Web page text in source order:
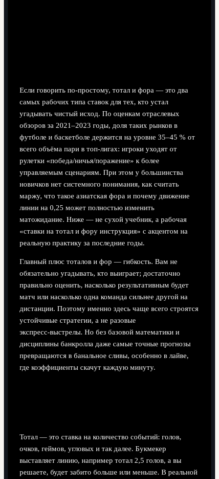
Если говорить по‑простому, тотал и фора — это два
самых рабочих типа ставок для тех, кто устал
угадывать чистый исход. По оценкам отраслевых
обзоров за 2021–2023 годы, доля таких рынков в
футболе и баскетболе держится на уровне 35–45 % от
всего объёма пари в топ‑лигах: игроки уходят от
рулетки «победа/ничья/поражение» к более
управляемым сценариям. При этом у большинства
новичков нет системного понимания, как считать
маржу, что такое азиатская фора и почему движение
линии на 0,25 может полностью изменить
матожидание. Ниже — не сухой учебник, а рабочая
«ставки на тотал и фору инструкция» с акцентом на
реальную практику за последние годы.
Главный плюс тоталов и фор — гибкость. Вам не
обязательно угадывать, кто выиграет; достаточно
правильно оценить, насколько результативным будет
матч или насколько одна команда сильнее другой на
дистанции. Поэтому именно здесь чаще всего строятся
устойчивые стратегии, а не разовые
экспресс‑выстрелы. Но без базовой математики и
дисциплины банкролла даже самые точные прогнозы
превращаются в банальное сливы, особенно в лайве,
где коэффициенты скачут каждую минуту.
Тотал — это ставка на количество событий: голов,
очков, геймов, угловых и так далее. Букмекер
выставляет линию, например тотал 2,5 голов, а вы
решаете, будет забито больше или меньше. В реальной